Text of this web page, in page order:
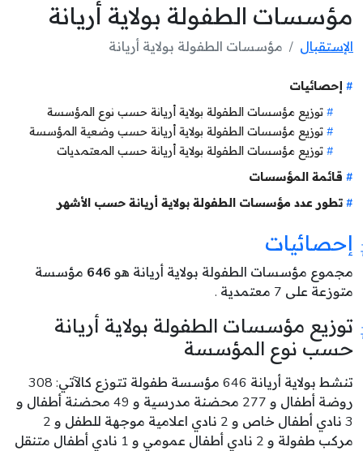
مؤسسات الطفولة بولاية أريانة
الإستقبال مؤسسات الطفولة بولاية أريانة
إحصائيات
توزيع مؤسسات الطفولة بولاية أريانة حسب نوع المؤسسة
توزيع مؤسسات الطفولة بولاية أريانة حسب وضعية المؤسسة
توزيع مؤسسات الطفولة بولاية أريانة حسب المعتمديات
قائمة المؤسسات
تطور عدد مؤسسات الطفولة بولاية أريانة حسب الأشهر
إحصائيات
مجموع مؤسسات الطفولة بولاية أريانة هو 646 مؤسسة
متوزعة على 7 معتمدية .
توزيع مؤسسات الطفولة بولاية أريانة
حسب نوع المؤسسة
تنشط بولاية أريانة 646 مؤسسة طفولة تتوزع كالآتي: 308
روضة أطفال و 277 محضنة مدرسية و 49 محضنة أطفال و
3 نادي أطفال خاص و 2 نادي اعلامية موجهة للطفل و 2
مركب طفولة و 2 نادي أطفال عمومي و 1 نادي أطفال متنقل